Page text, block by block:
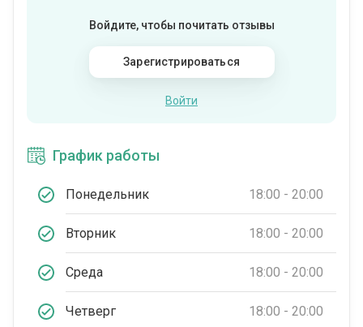
Войдите, чтобы почитать отзывы
Зарегистрироваться
Войти
График работы
Понедельник 18:00 - 20:00
Вторник 18:00 - 20:00
Среда 18:00 - 20:00
Четверг 18:00 - 20:00